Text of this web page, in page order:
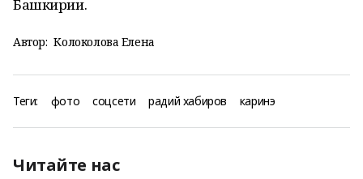
Башкирии.
Автор: Колоколова Елена
Теги: фото соцсети радий хабиров каринэ
Читайте нас